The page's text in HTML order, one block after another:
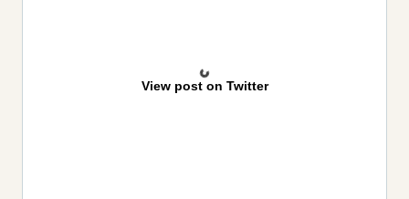
View post on Twitter